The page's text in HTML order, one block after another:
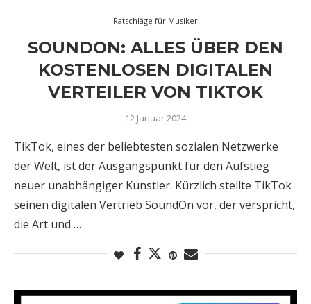
Ratschläge für Musiker
SOUNDON: ALLES ÜBER DEN
KOSTENLOSEN DIGITALEN
VERTEILER VON TIKTOK
12 Januar 2024
TikTok, eines der beliebtesten sozialen Netzwerke
der Welt, ist der Ausgangspunkt für den Aufstieg
neuer unabhängiger Künstler. Kürzlich stellte TikTok
seinen digitalen Vertrieb SoundOn vor, der verspricht,
die Art und …